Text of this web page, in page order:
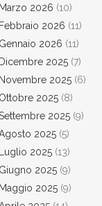
2026 (10)
2026 (11)
2026 (11)
2025 (7)
2025 (6)
2025 (8)
2025 (9)
2025 (5)
2025 (13)
2025 (9)
2025 (9)